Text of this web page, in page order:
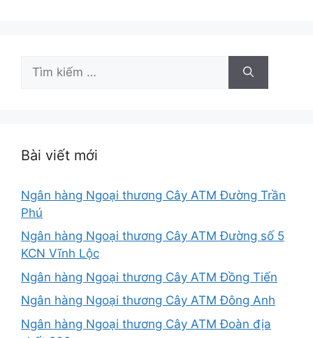
Tìm
kiếm
Bài viết mới
Ngân hàng Ngoại thương Cây ATM Đường Trần
Phú
Ngân hàng Ngoại thương Cây ATM Đường số 5
KCN Vĩnh Lộc
Ngân hàng Ngoại thương Cây ATM Đồng Tiến
Ngân hàng Ngoại thương Cây ATM Đông Anh
Ngân hàng Ngoại thương Cây ATM Đoàn địa